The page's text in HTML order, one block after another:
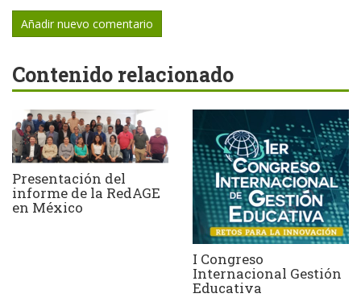
Añadir nuevo comentario
Contenido relacionado
Presentación del
informe de la RedAGE
en México
I Congreso
Internacional Gestión
Educativa